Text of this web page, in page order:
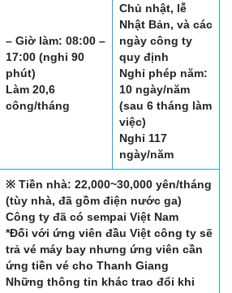
– Giờ làm: 08:00 –
17:00 (nghỉ 90
phút)
Làm 20,6
công/tháng
Chủ nhật, lễ
Nhật Bản, và các
ngày công ty
quy định
Nghỉ phép năm:
10 ngày/năm
(sau 6 tháng làm
việc)
Nghỉ 117
ngày/năm
※ Tiền nhà: 22,000~30,000 yên/tháng
(tùy nhà, đã gồm điện nước ga)
Công ty đã có sempai Việt Nam
*Đối với ứng viên đầu Việt công ty sẽ
trả vé máy bay nhưng ứng viên cần
ứng tiền vé cho Thanh Giang
Những thông tin khác trao đổi khi